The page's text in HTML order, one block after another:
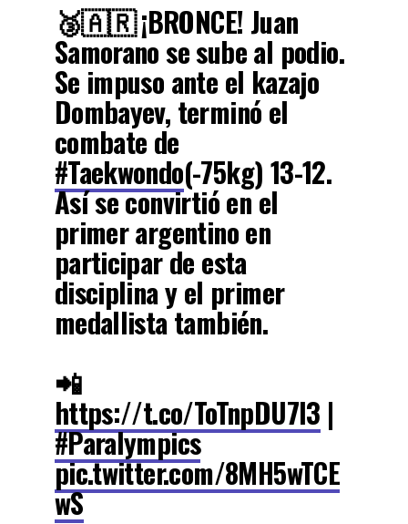
🥉🇦🇷 ¡BRONCE! Juan
Samorano se sube al podio.
Se impuso ante el kazajo
Dombayev, terminó el
combate de
#Taekwondo(-75kg) 13-12.
Así se convirtió en el
primer argentino en
participar de esta
disciplina y el primer
medallista también.
📲
https://t.co/ToTnpDU7l3 |
#Paralympics
pic.twitter.com/8MH5wTCE
wS